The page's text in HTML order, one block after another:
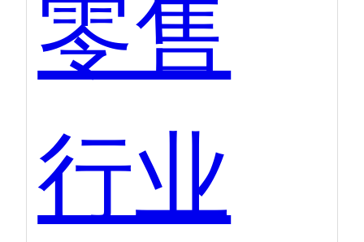
行业